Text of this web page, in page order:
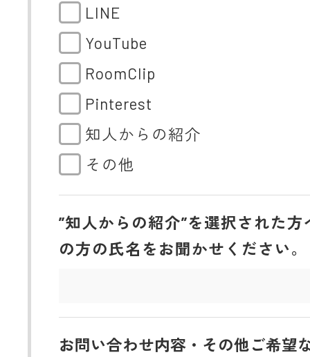
LINE
YouTube
RoomClip
Pinterest
知人からの紹介
その他
”知人からの紹介”を選択された方
の方の氏名をお聞かせください。
お問い合わせ内容・その他ご希望